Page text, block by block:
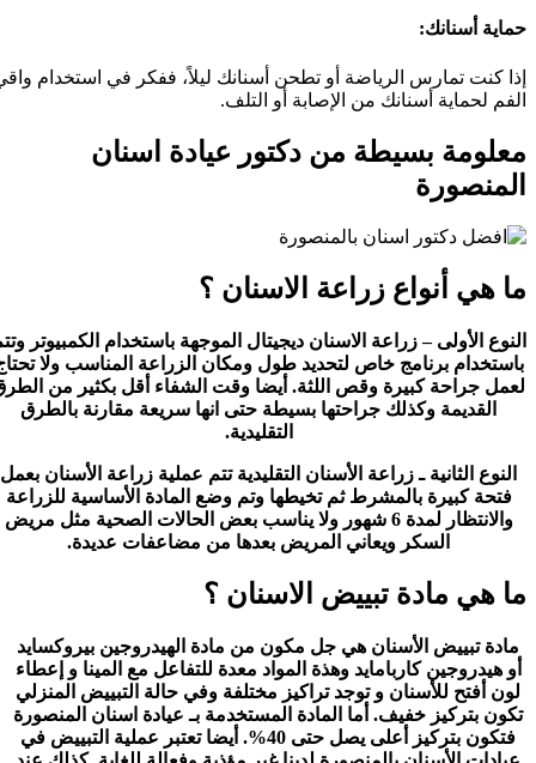
حماية أسنانك:
إذا كنت تمارس الرياضة أو تطحن أسنانك ليلاً، ففكر في استخدام واقي
الفم لحماية أسنانك من الإصابة أو التلف.
معلومة بسيطة من دكتور عيادة اسنان
المنصورة
ما هي أنواع زراعة الاسنان ؟
النوع الأولى – زراعة الاسنان ديجيتال الموجهة باستخدام الكمبيوتر وتتم
باستخدام برنامج خاص لتحديد طول ومكان الزراعة المناسب ولا تحتاج
لعمل جراحة كبيرة وقص اللثة. أيضا وقت الشفاء أقل بكثير من الطرق
القديمة وكذلك جراحتها بسيطة حتى انها سريعة مقارنة بالطرق
التقليدية.
النوع الثانية ـ زراعة الأسنان التقليدية تتم عملية زراعة الأسنان بعمل
فتحة كبيرة بالمشرط ثم تخيطها وتم وضع المادة الأساسية للزراعة
والانتظار لمدة 6 شهور ولا يناسب بعض الحالات الصحية مثل مريض
السكر ويعاني المريض بعدها من مضاعفات عديدة.
ما هي مادة تبييض الاسنان ؟
مادة تبييض الأسنان هي جل مكون من مادة الهيدروجين بيروكسايد
أو هيدروجين كاربامايد وهذة المواد معدة للتفاعل مع المينا و إعطاء
لون أفتح للأسنان و توجد تراكيز مختلفة وفي حالة التبييض المنزلي
تكون بتركيز خفيف. أما المادة المستخدمة بـ عيادة اسنان المنصورة
فتكون بتركيز أعلى يصل حتى 40%. أيضا تعتبر عملية التبييض في